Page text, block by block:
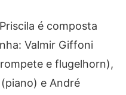
é composta
Valmir Giffoni
e flugelhorn),
e André